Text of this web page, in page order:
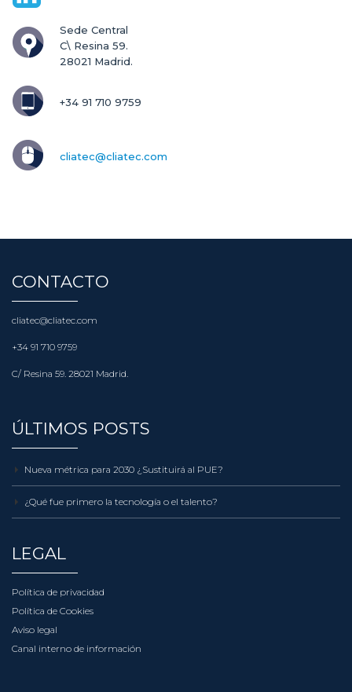
Sede Central
C\ Resina 59.
28021 Madrid.
+34 91 710 9759
cliatec@cliatec.com
CONTACTO
cliatec@cliatec.com
+34 91 710 9759
C/ Resina 59. 28021 Madrid.
ÚLTIMOS POSTS
Nueva métrica para 2030 ¿Sustituirá al PUE?
¿Qué fue primero la tecnología o el talento?
LEGAL
Política de privacidad
Política de Cookies
Aviso legal
Canal interno de información